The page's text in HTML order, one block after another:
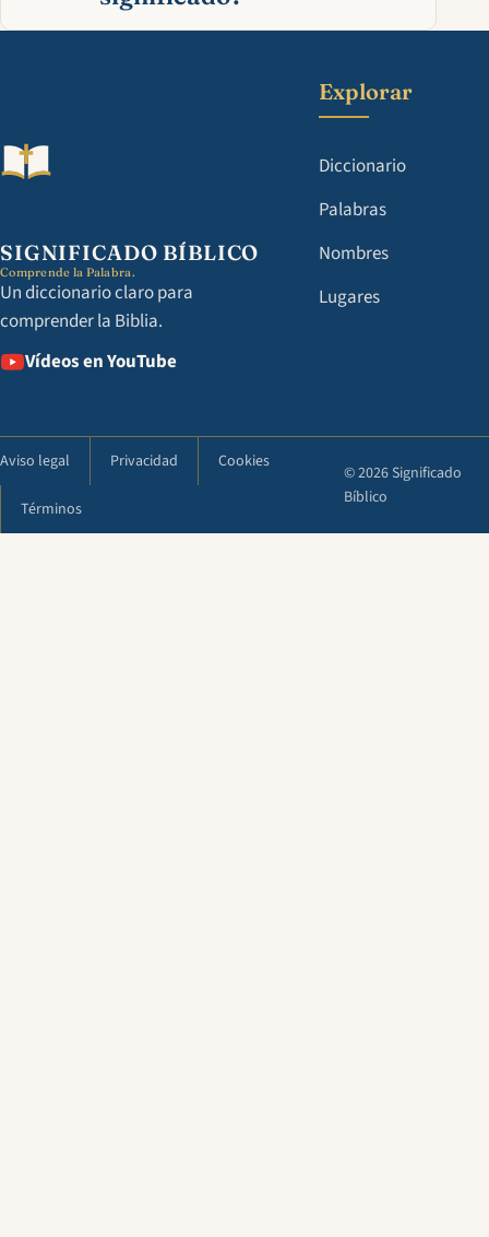
SIGNIFICADO BÍBLICO
Comprende la Palabra.
Un diccionario claro para
comprender la Biblia.
Vídeos en YouTube
Explorar
Diccionario
Palabras
Nombres
Lugares
Aviso legal Privacidad Cookies
Términos
© 2026 Significado
Bíblico